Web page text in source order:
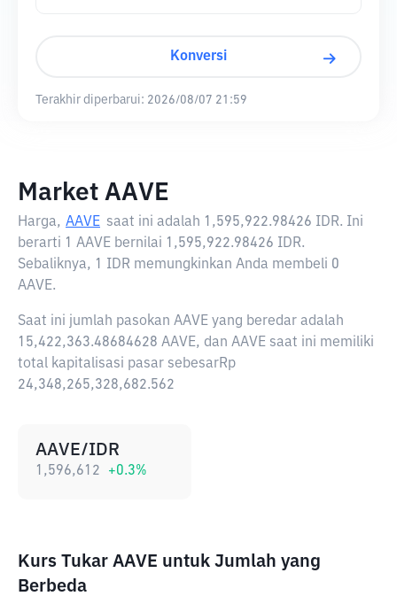
Konversi
Terakhir diperbarui: 2026/08/07 21:59
Market AAVE
Harga, AAVE saat ini adalah 1,595,922.98426 IDR. Ini
berarti 1 AAVE bernilai 1,595,922.98426 IDR.
Sebaliknya, 1 IDR memungkinkan Anda membeli 0
AAVE.
Saat ini jumlah pasokan AAVE yang beredar adalah
15,422,363.48684628 AAVE, dan AAVE saat ini memiliki
total kapitalisasi pasar sebesarRp
24,348,265,328,682.562
AAVE/IDR
1,596,612 +0.3%
Kurs Tukar AAVE untuk Jumlah yang
Berbeda